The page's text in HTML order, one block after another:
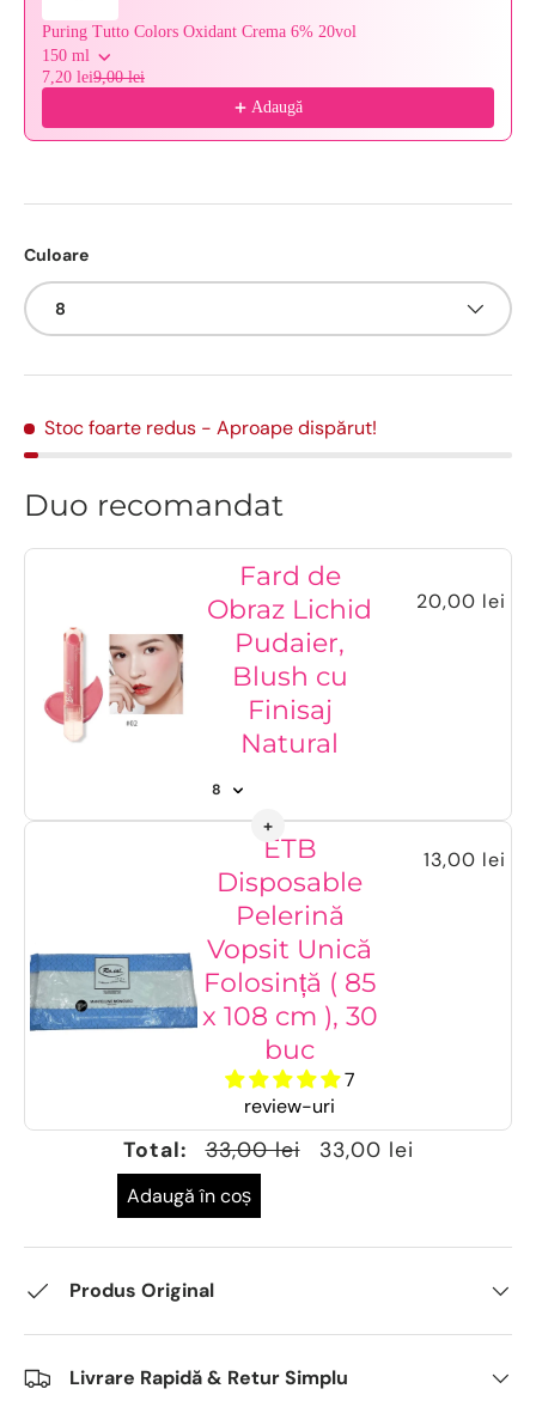
Puring Tutto Colors Oxidant Crema 6% 20vol
150 ml
7,20 lei9,00 lei
Adaugă
Culoare
8
Stoc foarte redus - Aproape dispărut!
Duo recomandat
Fard de
Obraz Lichid
Pudaier,
Blush cu
Finisaj
Natural
20,00 lei
ETB
Disposable
Pelerină
Vopsit Unică
Folosință ( 85
x 108 cm ), 30
buc
7
review-uri
13,00 lei
Total: 33,00 lei 33,00 lei
Adaugă în coș
Produs Original
Livrare Rapidă & Retur Simplu